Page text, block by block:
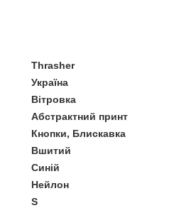
Thrasher
Україна
Вітровка
Абстрактний принт
Кнопки, Блискавка
Вшитий
Синій
Нейлон
S